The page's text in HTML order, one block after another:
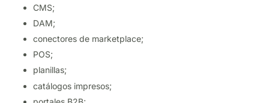
CMS;
DAM;
conectores de marketplace;
POS;
planillas;
catálogos impresos;